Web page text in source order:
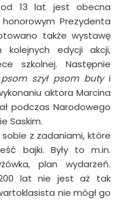
od 13 lat jest obecna
Prezydenta
także wystawę
kolejnych edycji akcji,
szkolnej. Następnie
szył psom butyi
aktora Marcina
podczas Narodowego
Saskim.
z zadaniami, które
bajki. Były to m.in.
plan wydarzeń.
200 lat nie jest aż tak
nie mógł go